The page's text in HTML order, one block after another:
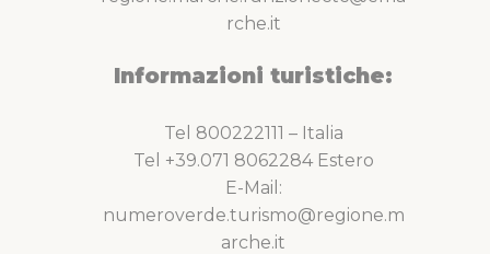
rche.it
Informazioni turistiche:
Tel 800222111 – Italia
Tel +39.071 8062284 Estero
E-Mail:
numeroverde.turismo@regione.m
arche.it